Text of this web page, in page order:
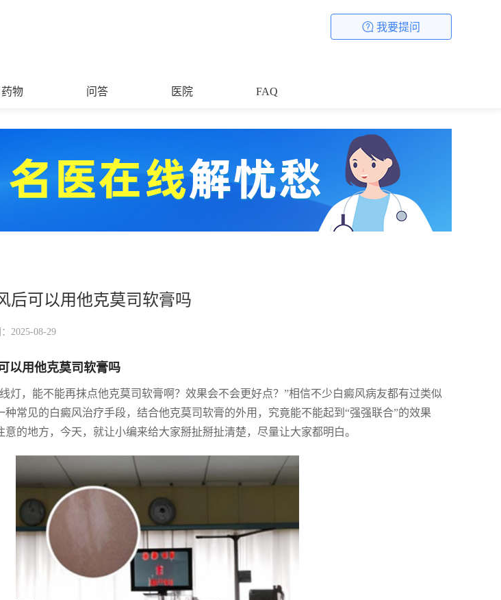
我要提问
药物 问答 医院 FAQ
后可以用他克莫司软膏吗
2025-08-29
以用他克莫司软膏吗
灯，能不能再抹点他克莫司软膏啊？效果会不会更好点？”相信不少白癜风病友都有过类似
常见的白癜风治疗手段，结合他克莫司软膏的外用，究竟能不能起到“强强联合”的效果
的地方，今天，就让小编来给大家掰扯掰扯清楚，尽量让大家都明白。